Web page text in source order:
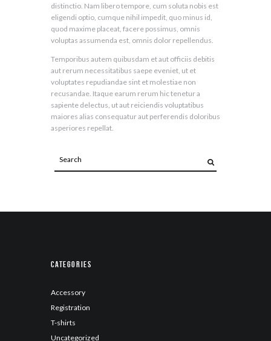
distinctio. Nam libero tempore, cum soluta nobis est
eligendi optio, cumque nihil impedit, quo minus id,
quod maxime placeat, facere possimus, omnis
voluptas assumenda est, omnis dolor repellendus.
Temporibus autem quibusdam et aut officiis debitis
aut rerum necessitatibus saepe eveniet, ut et
voluptates repudiandae sint et molestiae non
recusandae. Itaque earum rerum hic tenetur a
sapiente delectus, ut aut reiciendis voluptatibus
maiores alias consequatur aut perferendis doloribus
asperiores repellat.
Categories
Accessory
Registration
T-shirts
Uncategorized